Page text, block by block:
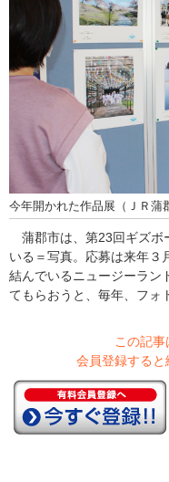
今年開かれた作品展（ＪＲ蒲
蒲郡市は、第23回ギズボ
いる＝写真。応募は来年３
結んでいるニュージーラン
てもらおうと、毎年、フ
この記事
会員登録すると